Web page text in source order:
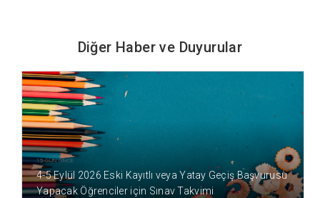
Diğer Haber ve Duyurular
15 GÜN ÖNCE
4-5 Eylül 2026 Eski Kayıtlı veya Yatay Geçiş Başvurusu
Yapacak Öğrenciler için Sınav Takvimi